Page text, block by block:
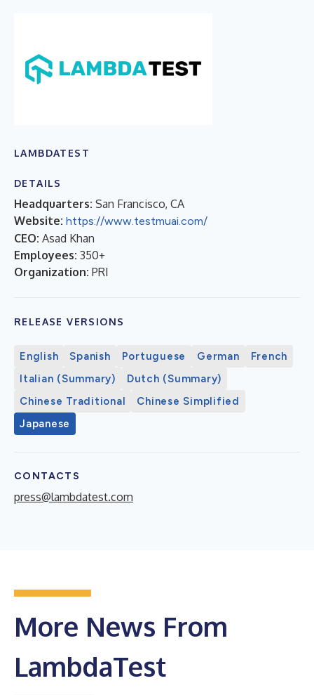
LAMBDATEST
DETAILS
Headquarters: San Francisco, CA
Website: https://www.testmuai.com/
CEO: Asad Khan
Employees: 350+
Organization: PRI
RELEASE VERSIONS
English Spanish Portuguese German
French
Italian (Summary)
Dutch (Summary)
Chinese Traditional
Chinese Simplified
Japanese
CONTACTS
press@lambdatest.com
More News From
LambdaTest